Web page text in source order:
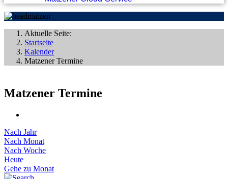
Aktuelle Seite:
Startseite
Kalender
Matzener Termine
Matzener Termine
Nach Jahr
Nach Monat
Nach Woche
Heute
Gehe zu Monat